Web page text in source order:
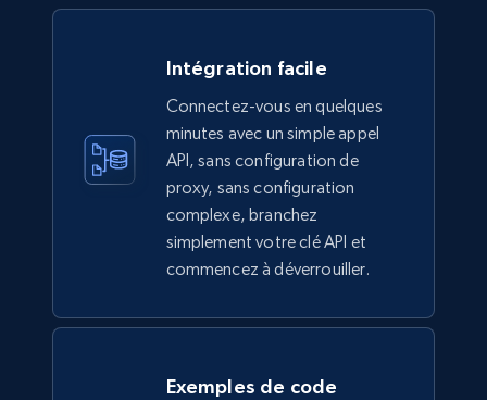
Intégration facile
Connectez-vous en quelques
minutes avec un simple appel
API, sans configuration de
proxy, sans configuration
complexe, branchez
simplement votre clé API et
commencez à déverrouiller.
Exemples de code